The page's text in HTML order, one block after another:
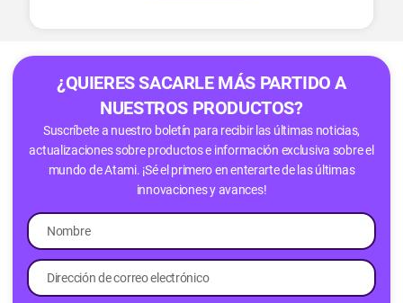
¿QUIERES SACARLE MÁS PARTIDO A
NUESTROS PRODUCTOS?
Suscríbete a nuestro boletín para recibir las últimas noticias,
actualizaciones sobre productos e información exclusiva sobre el
mundo de Atami. ¡Sé el primero en enterarte de las últimas
innovaciones y avances!